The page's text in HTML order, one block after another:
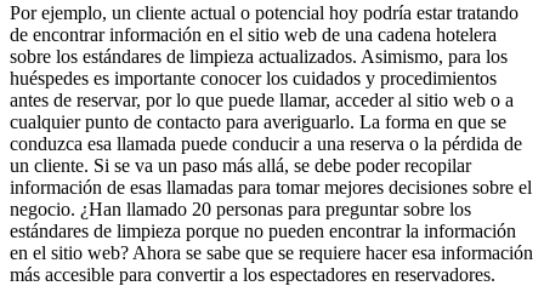
Por ejemplo, un cliente actual o potencial hoy podría estar tratando
de encontrar información en el sitio web de una cadena hotelera
sobre los estándares de limpieza actualizados. Asimismo, para los
huéspedes es importante conocer los cuidados y procedimientos
antes de reservar, por lo que puede llamar, acceder al sitio web o a
cualquier punto de contacto para averiguarlo. La forma en que se
conduzca esa llamada puede conducir a una reserva o la pérdida de
un cliente. Si se va un paso más allá, se debe poder recopilar
información de esas llamadas para tomar mejores decisiones sobre el
negocio. ¿Han llamado 20 personas para preguntar sobre los
estándares de limpieza porque no pueden encontrar la información
en el sitio web? Ahora se sabe que se requiere hacer esa información
más accesible para convertir a los espectadores en reservadores.